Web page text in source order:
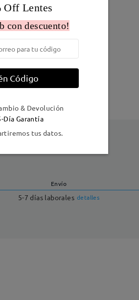
Envío
5-7 días laborales detalles
Off Lentes
con descuento!
Código
& Devolución
Día Garantía
tus datos.